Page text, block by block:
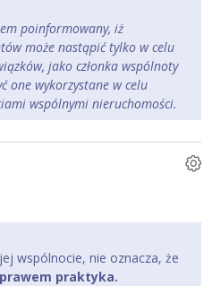
poinformowany, iż
może nastąpić tylko w celu
jako członka wspólnoty
one wykorzystane w celu
wspólnymi nieruchomości.
wspólnocie, nie oznacza, że
praktyka.